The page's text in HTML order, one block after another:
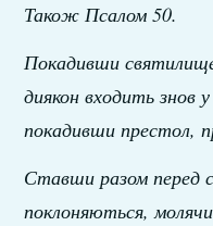
Також Псалом 50.
Покадивши
диякон входить знов
покадивши престол,
Ставши разом перед
поклоняються,